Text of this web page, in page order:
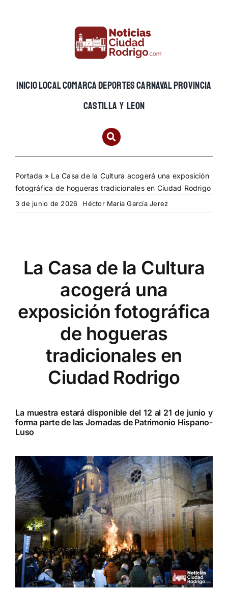
INICIOLOCALCOMARCADEPORTESCARNAVALPROVINCIA
CASTILLA Y LEON
Portada » La Casa de la Cultura acogerá una exposición
fotográfica de hogueras tradicionales en Ciudad Rodrigo
3 de junio de 2026 Héctor María García Jerez
La Casa de la Cultura
acogerá una
exposición fotográfica
de hogueras
tradicionales en
Ciudad Rodrigo
La muestra estará disponible del 12 al 21 de junio y
forma parte de las Jornadas de Patrimonio Hispano-
Luso